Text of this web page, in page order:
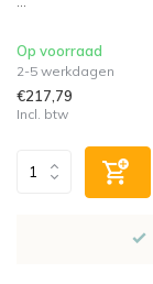
Op voorraad
2-5 werkdagen
€217,79
Incl. btw